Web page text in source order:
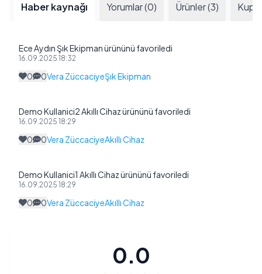
Haber kaynağı Yorumlar (0) Ürünler (3)
Ece Aydın Şık Ekipman ürününü favoriledi
16.09.2025 18:32
0 0Vera ZüccaciyeŞık Ekipman
Demo Kullanici2 Akıllı Cihaz ürününü favoriledi
16.09.2025 18:29
0 0Vera ZüccaciyeAkıllı Cihaz
Demo Kullanici1 Akıllı Cihaz ürününü favoriledi
16.09.2025 18:29
0 0Vera ZüccaciyeAkıllı Cihaz
0.0